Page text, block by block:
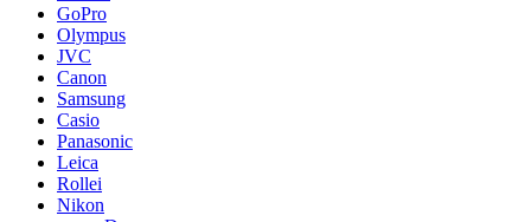
GoPro
Olympus
JVC
Canon
Samsung
Casio
Panasonic
Leica
Rollei
Nikon